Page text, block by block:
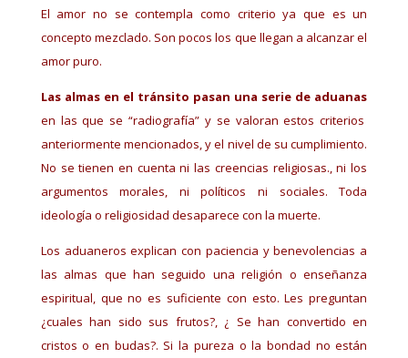
El amor no se contempla como criterio ya que es un
concepto mezclado. Son pocos los que llegan a alcanzar el
amor puro.
Las almas en el tránsito pasan una serie de aduanas
en las que se “radiografía” y se valoran estos criterios
anteriormente mencionados, y el nivel de su cumplimiento.
No se tienen en cuenta ni las creencias religiosas., ni los
argumentos morales, ni políticos ni sociales. Toda
ideología o religiosidad desaparece con la muerte.
Los aduaneros explican con paciencia y benevolencias a
las almas que han seguido una religión o enseñanza
espiritual, que no es suficiente con esto. Les preguntan
¿cuales han sido sus frutos?, ¿ Se han convertido en
cristos o en budas?. Si la pureza o la bondad no están